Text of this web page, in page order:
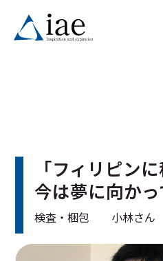
「フィリピン
今は夢に向かっ
検査・梱包 小林さん